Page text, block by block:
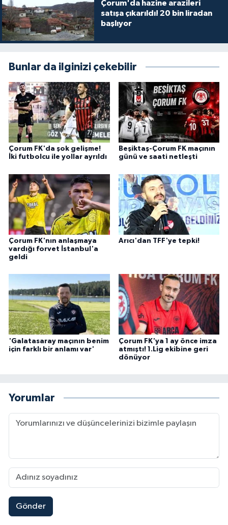
Çorum'da hazine arazileri
satışa çıkarıldı! 20 bin liradan
başlıyor
Bunlar da ilginizi çekebilir
Çorum FK'da şok gelişme!
İki futbolcu ile yollar ayrıldı
Beşiktaş-Çorum FK maçının
günü ve saati netleşti
Çorum FK'nın anlaşmaya
vardığı forvet İstanbul'a
geldi
Arıcı'dan TFF'ye tepki!
'Galatasaray maçının benim
için farklı bir anlamı var'
Çorum FK'ya 1 ay önce imza
atmıştı! 1.Lig ekibine geri
dönüyor
Yorumlar
Gönder